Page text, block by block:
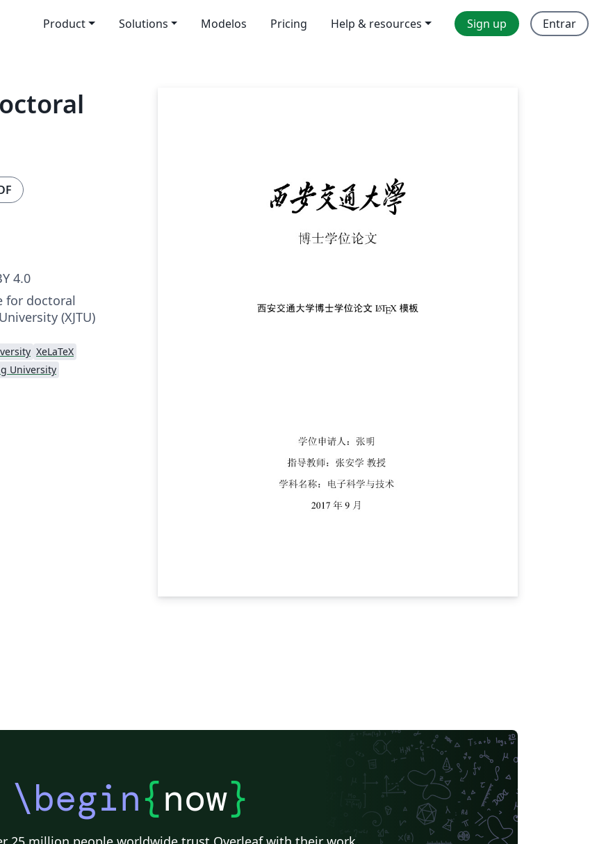
Product Solutions Modelos Pricing Help & resources Sign up Entrar
4.0
for doctoral
(XJTU)
XeLaTeX
University
\begin{now}